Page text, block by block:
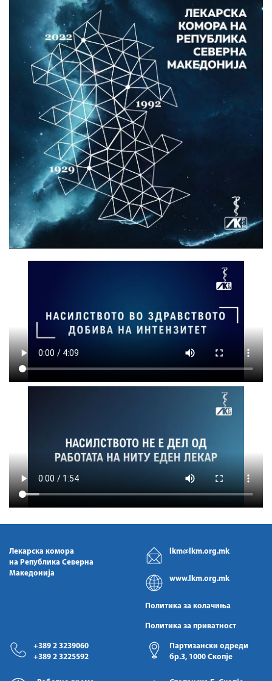
Лекарска комора
на Република Северна
Македонија
lkm@lkm.org.mk
www.lkm.org.mk
Политика за колачиња
Политика за приватност
+389 2 3239060
+389 2 3225592
Партизански одреди
бр.3, 1000 Скопје